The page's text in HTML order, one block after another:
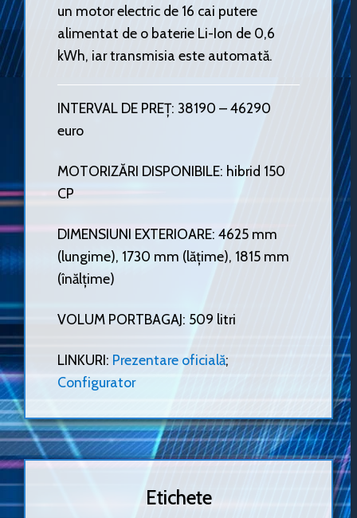
un motor electric de 16 cai putere
alimentat de o baterie Li-Ion de 0,6
kWh, iar transmisia este automată.
INTERVAL DE PREȚ: 38190 – 46290
euro
MOTORIZĂRI DISPONIBILE: hibrid 150
CP
DIMENSIUNI EXTERIOARE: 4625 mm
(lungime), 1730 mm (lățime), 1815 mm
(înălțime)
VOLUM PORTBAGAJ: 509 litri
LINKURI: Prezentare oficială;
Configurator
Etichete